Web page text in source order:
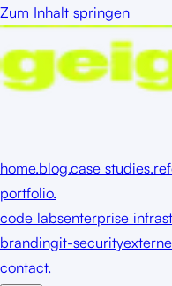
Zum Inhalt springen
home.blog.case studies.
portfolio.
code labsenterprise
brandingit-security
contact.